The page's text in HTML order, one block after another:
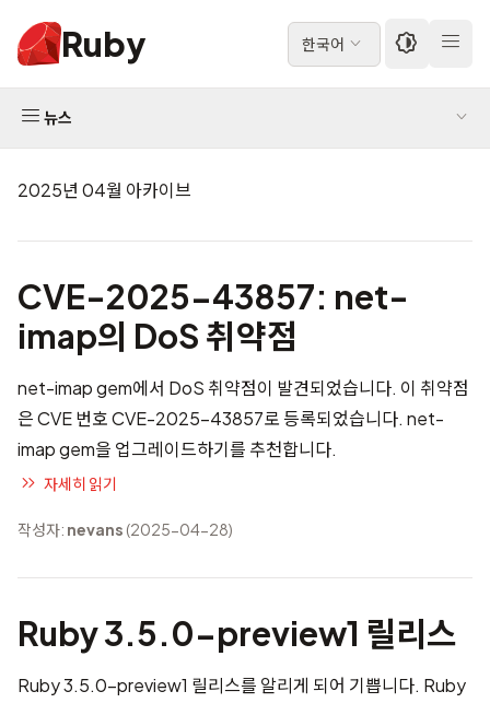
Ruby 한국어
뉴스
2025년 04월 아카이브
CVE-2025-43857: net-
imap의 DoS 취약점
net-imap gem에서 DoS 취약점이 발견되었습니다. 이 취약점
은 CVE 번호CVE-2025-43857로 등록되었습니다. net-
imap gem을 업그레이드하기를 추천합니다.
자세히 읽기
작성자: nevans (2025-04-28)
Ruby 3.5.0-preview1 릴리스
Ruby 3.5.0-preview1 릴리스를 알리게 되어 기쁩니다. Ruby